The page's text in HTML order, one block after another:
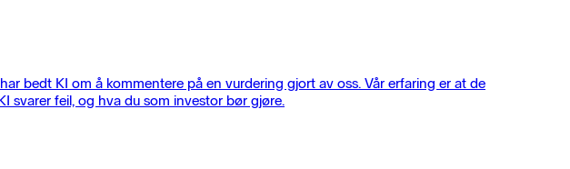
bedt KI om å kommentere på en vurdering gjort av oss. Vår erfaring er at de
svarer feil, og hva du som investor bør gjøre.